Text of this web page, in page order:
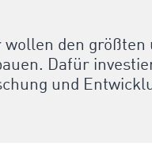
wollen den
Dafür
und